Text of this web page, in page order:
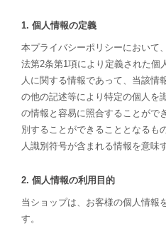
1. 個人情報の定義
本プライバシーポリシーにおいて
法第2条第1項により定義された個
人に関する情報であって、当該情
の他の記述等により特定の個人を
の情報と容易に照合することがで
別することができることとなるも
人識別符号が含まれる情報を意味
2. 個人情報の利用目的
当ショップは、お客様の個人情報
す。